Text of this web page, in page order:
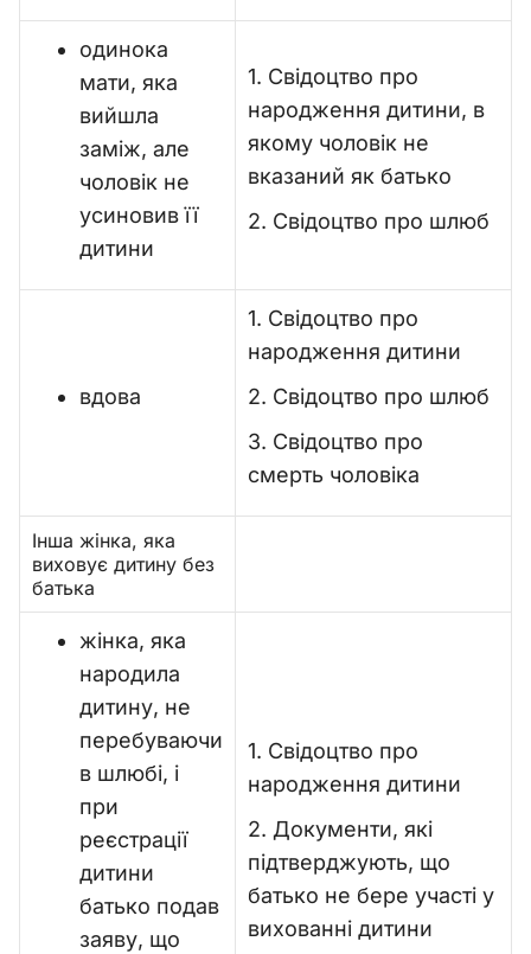
одинока
мати, яка
вийшла
заміж, але
чоловік не
усиновив її
дитини
1. Свідоцтво про
народження дитини, в
якому чоловік не
вказаний як батько
2. Свідоцтво про шлюб
вдова
1. Свідоцтво про
народження дитини
2. Свідоцтво про шлюб
3. Свідоцтво про
смерть чоловіка
Інша жінка, яка
виховує дитину без
батька
жінка, яка
народила
дитину, не
перебуваючи
в шлюбі, і
при
реєстрації
дитини
батько подав
заяву, що
1. Свідоцтво про
народження дитини
2. Документи, які
підтверджують, що
батько не бере участі у
вихованні дитини